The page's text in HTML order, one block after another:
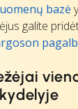
bazė
galite